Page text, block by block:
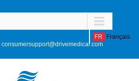
FR Français
consumersupport@drivemedical.com